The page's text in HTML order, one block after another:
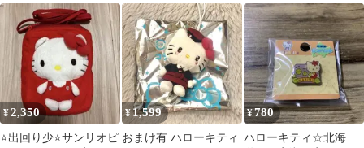
セット
ーキーホルダー←未開
封！
¥2,350
⭐️出回り少⭐️サンリオピ
¥ 1,599
おまけ有 ハローキティ
¥780
ハローキティ☆北海